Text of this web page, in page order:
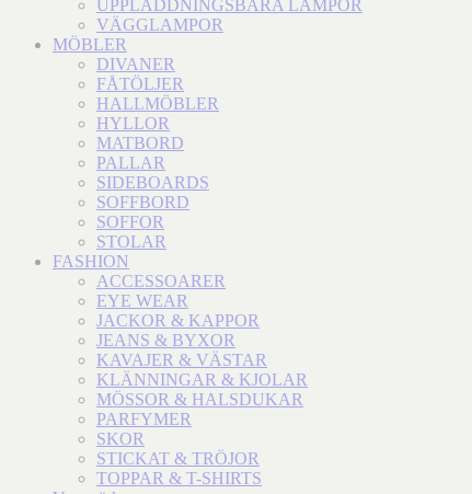
UPPLADDNINGSBARA LAMPOR
VÄGGLAMPOR
MÖBLER
DIVANER
FÅTÖLJER
HALLMÖBLER
HYLLOR
MATBORD
PALLAR
SIDEBOARDS
SOFFBORD
SOFFOR
STOLAR
FASHION
ACCESSOARER
EYE WEAR
JACKOR & KAPPOR
JEANS & BYXOR
KAVAJER & VÄSTAR
KLÄNNINGAR & KJOLAR
MÖSSOR & HALSDUKAR
PARFYMER
SKOR
STICKAT & TRÖJOR
TOPPAR & T-SHIRTS